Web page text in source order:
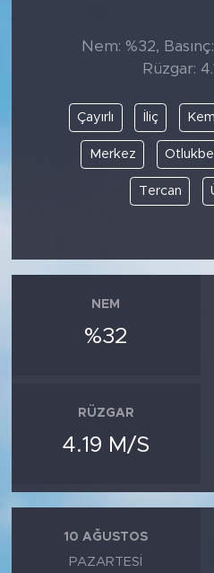
Nem: %32,
Rüzgar:
Çayırlı İliç
Merkez
Tercan
NEM
%32
RÜZGAR
4.19 M/S
10 AĞUSTOS
PAZARTESI